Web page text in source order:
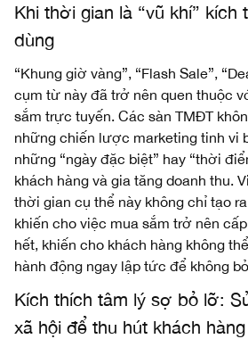
Khi thời gian là “vũ khí” kích
dùng
“Khung giờ vàng”, “Flash Sale”,
cụm từ này đã trở nên quen thuộc
sắm trực tuyến. Các sàn TMĐT
những chiến lược marketing tinh vi
những “ngày đặc biệt” hay “thời
khách hàng và gia tăng doanh thu.
thời gian cụ thể này không chỉ tạo
khiến cho việc mua sắm trở nên
hết, khiến cho khách hàng không
hành động ngay lập tức để không
Kích thích tâm lý sợ bỏ lỡ:
xã hội để thu hút khách hàng